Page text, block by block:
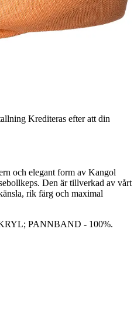
Krediteras efter att din
och elegant form av Kangol
Den är tillverkad av vårt
rik färg och maximal
PANNBAND - 100%.